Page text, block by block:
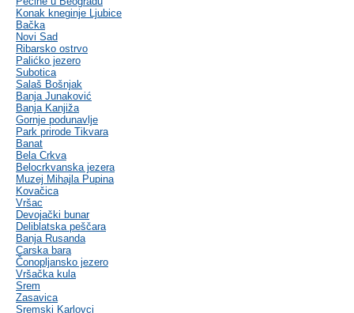
Konak kneginje Ljubice
Bačka
Novi Sad
Ribarsko ostrvo
Palićko jezero
Subotica
Salaš Bošnjak
Banja Junaković
Banja Kanjiža
Gornje podunavlje
Park prirode Tikvara
Banat
Bela Crkva
Belocrkvanska jezera
Muzej Mihajla Pupina
Kovačica
Vršac
Devojački bunar
Deliblatska peščara
Banja Rusanda
Carska bara
Čonopljansko jezero
Vršačka kula
Srem
Zasavica
Sremski Karlovci